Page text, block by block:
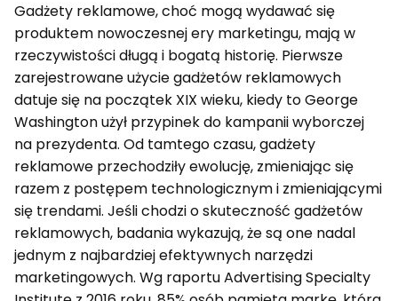
Gadżety reklamowe, choć mogą wydawać się
produktem nowoczesnej ery marketingu, mają w
rzeczywistości długą i bogatą historię. Pierwsze
zarejestrowane użycie gadżetów reklamowych
datuje się na początek XIX wieku, kiedy to George
Washington użył przypinek do kampanii wyborczej
na prezydenta. Od tamtego czasu, gadżety
reklamowe przechodziły ewolucję, zmieniając się
razem z postępem technologicznym i zmieniającymi
się trendami. Jeśli chodzi o skuteczność gadżetów
reklamowych, badania wykazują, że są one nadal
jednym z najbardziej efektywnych narzędzi
marketingowych. Wg raportu Advertising Specialty